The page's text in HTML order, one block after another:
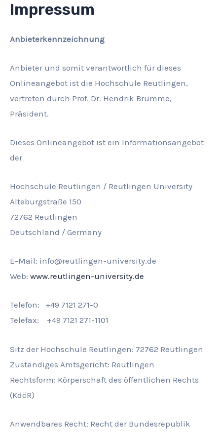
Skip
content
Impressum
Anbieterkennzeichnung
Anbieter und somit verantwortlich für dieses
Onlineangebot ist die Hochschule Reutlingen,
vertreten durch Prof. Dr. Hendrik Brumme,
Präsident.
Dieses Onlineangebot ist ein Informationsangebot
der
Hochschule Reutlingen / Reutlingen University
Alteburgstraße 150
72762 Reutlingen
Deutschland / Germany
E-Mail: info@reutlingen-university.de
Web: www.reutlingen-university.de
Telefon: +49 7121 271-0
Telefax: +49 7121 271-1101
Sitz der Hochschule Reutlingen: 72762 Reutlingen
Zuständiges Amtsgericht: Reutlingen
Rechtsform: Körperschaft des öffentlichen Rechts
(KdöR)
Anwendbares Recht: Recht der Bundesrepublik